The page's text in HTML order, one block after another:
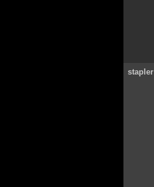
stapler